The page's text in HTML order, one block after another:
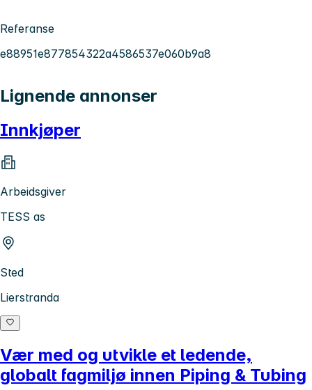
Referanse
e88951e877854322a4586537e060b9a8
Lignende annonser
Innkjøper
Arbeidsgiver
TESS as
Sted
Lierstranda
Vær med og utvikle et ledende,
globalt fagmiljø innen Piping & Tubing